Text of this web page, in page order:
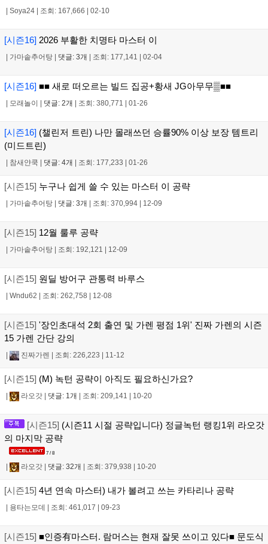
Soya24 조회: 167,666 02-10
[시즌16] 2026 부활한 치명타 마스터 이
가마솥추어탕 댓글: 3개 조회: 177,141 02-04
[시즌16] ■■ 새로 떠오르는 빌드 집공+황새 JG아무무▒■■
모래놀이 댓글: 2개 조회: 380,771 01-26
[시즌16] (챌린저 트린) 나만 몰래쓰던 승률90% 이상 보장 템트리
(미드트린)
참새얀쿡 댓글: 4개 조회: 177,233 01-26
[시즌15] 누구나 쉽게 쓸 수 있는 마스터 이 공략
가마솥추어탕 댓글: 3개 조회: 370,994 12-09
[시즌15] 12월 룰루 공략
가마솥추어탕 조회: 192,121 12-09
[시즌15] 원딜 방어구 관통력 바루스
Wndu62 조회: 262,758 12-08
[시즌15] '장인초대석 2회 출연 및 가렌 평점 1위' 진짜 가렌의 시즌
15 가렌 간단 강의
진짜가렌 조회: 226,223 11-12
[시즌15] (M) 녹턴 공략이 아직도 필요하신가요?
라오갓 댓글: 1개 조회: 209,141 10-20
[시즌15] (시즌11 시절 공략입니다) 정글녹턴 랭킹1위 라오갓
의 마지막 공략
7 / 8
라오갓 댓글: 32개 조회: 379,938 10-20
[시즌15] 4년 연속 마스터) 내가 볼려고 쓰는 카타리나 공략
용타는모데 조회: 461,017 09-23
[시즌15] ■인증有마스터. 람머스는 현재 잘못 쓰이고 있다■ 문도식